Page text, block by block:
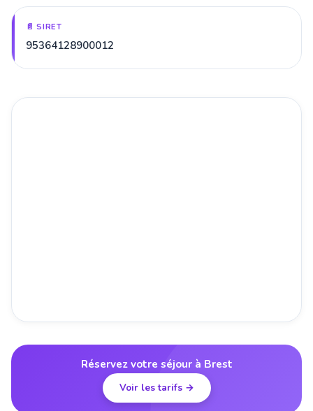
📄 SIRET
95364128900012
Réservez votre séjour à Brest
Voir les tarifs →